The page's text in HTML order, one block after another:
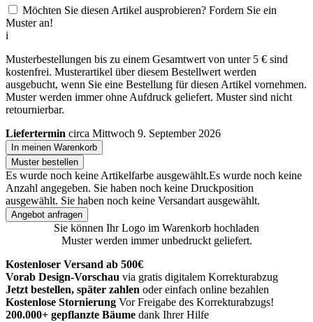
Möchten Sie diesen Artikel ausprobieren? Fordern Sie ein
Muster an!
i
Musterbestellungen bis zu einem Gesamtwert von unter 5 € sind
kostenfrei. Musterartikel über diesem Bestellwert werden
ausgebucht, wenn Sie eine Bestellung für diesen Artikel vornehmen.
Muster werden immer ohne Aufdruck geliefert. Muster sind nicht
retournierbar.
Liefertermin circa Mittwoch 9. September 2026
In meinen Warenkorb
Muster bestellen
Es wurde noch keine Artikelfarbe ausgewählt.Es wurde noch keine
Anzahl angegeben. Sie haben noch keine Druckposition
ausgewählt. Sie haben noch keine Versandart ausgewählt.
Angebot anfragen
Sie können Ihr Logo im Warenkorb hochladen
Muster werden immer unbedruckt geliefert.
Kostenloser Versand ab 500€
Vorab Design-Vorschau via gratis digitalem Korrekturabzug
Jetzt bestellen, später zahlen oder einfach online bezahlen
Kostenlose Stornierung Vor Freigabe des Korrekturabzugs!
200.000+ gepflanzte Bäume dank Ihrer Hilfe